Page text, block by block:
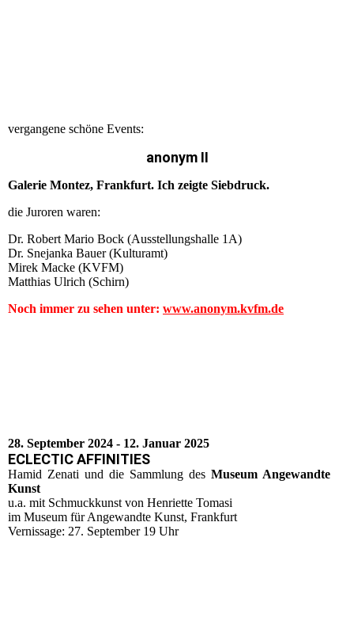
vergangene schöne Events:
anonym II
Galerie Montez, Frankfurt. Ich zeigte Siebdruck.
die Juroren waren:
Dr. Robert Mario Bock (Ausstellungshalle 1A)
Dr. Snejanka Bauer (Kulturamt)
Mirek Macke (KVFM)
Matthias Ulrich (Schirn)
Noch immer zu sehen unter: www.anonym.kvfm.de
28. September 2024 - 12. Januar 2025
ECLECTIC AFFINITIES
Hamid Zenati und die Sammlung des Museum Angewandte
Kunst
u.a. mit Schmuckkunst von Henriette Tomasi
im Museum für Angewandte Kunst, Frankfurt
Vernissage: 27. September 19 Uhr